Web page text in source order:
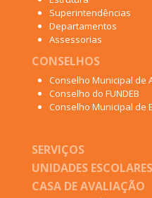
Superintendências
Departamentos
Assessorias
CONSELHOS
Conselho Municipal de
Conselho do FUNDEB
Conselho Municipal de
SERVIÇOS
UNIDADES ESCOLARES
CASA DE AVALIAÇÃO